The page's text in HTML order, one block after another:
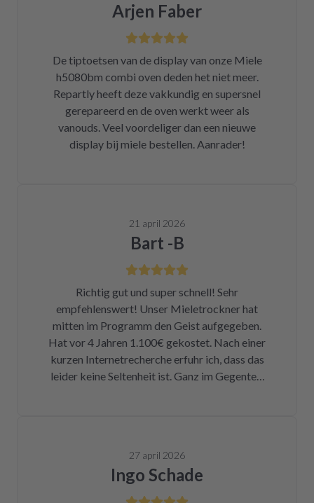
Arjen Faber
De tiptoetsen van de display van onze Miele
h5080bm combi oven deden het niet meer.
Repartly heeft deze vakkundig en supersnel
gerepareerd en de oven werkt weer als
vanouds. Veel voordeliger dan een nieuwe
display bij miele bestellen. Aanrader!
21 april 2026
Bart -B
Richtig gut und super schnell! Sehr
empfehlenswert! Unser Mieletrockner hat
mitten im Programm den Geist aufgegeben.
Hat vor 4 Jahren 1.100€ gekostet. Nach einer
kurzen Internetrecherche erfuhr ich, dass das
leider keine Seltenheit ist. Ganz im Gegenteil.
Modell und Fehler eingegeben und dann hatte
ich die Wahl, eine refurbished Platine für
139€ zu kaufen oder meine kaputte Platine
27 april 2026
Ingo Schade